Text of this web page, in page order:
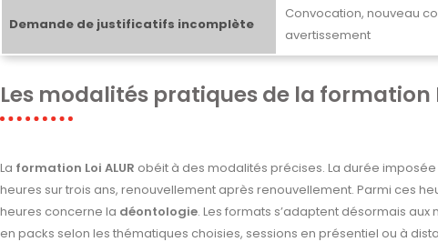
Demande de justificatifs incomplète
Convocation, nouveau
avertissement
Les modalités pratiques de la formation
La formation Loi ALUR obéit à des modalités précises. La durée
heures sur trois ans, renouvellement après renouvellement. Parmi ces
heures concerne la déontologie. Les formats s’adaptent désormais
en packs selon les thématiques choisies, sessions en présentiel ou à